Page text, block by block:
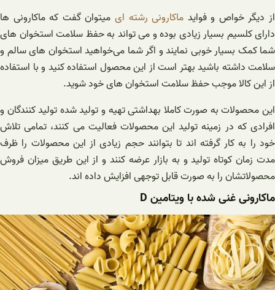
از دیگر خواص و فواید ماکارونی رشته ای میتوان گفت که ماکارونی ها
دارای کلسیم بسیار زیادی بوده و می تواند به حفظ سلامت استخوان های
شما کمک بسیار خوبی نمایند و اگر شما می‌خواهید استخوان های سالم و
سلامت داشته باشید بهتر است از این محصول استفاده کنید و با استفاده
از این کالا موجب حفظ سلامت استخوان های خود شوید.
این محصولات به صورت کاملا بهداشتی تهیه و تولید شده تولید کنندگان و
افرادی که در زمینه تولید این محصولات فعالیت می کنند، تمامی تلاش
خود را به کار گرفته اند تا بتوانند حجم زیادی از این محصولات را ظرف
مدت زمان کوتاه تولید و به بازار عرضه کنند و از این طریق میزان فروش
محصولاتشان را به صورت قابل توجهی افزایش داده اند.
ماکارونی غنی شده با ویتامین D